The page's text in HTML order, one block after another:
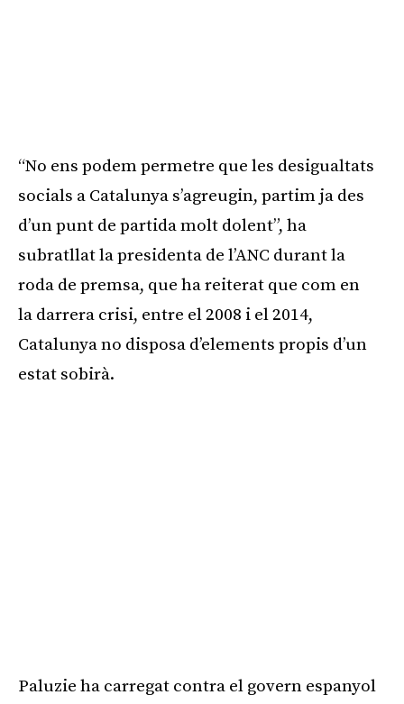
“No ens podem permetre que les desigualtats
socials a Catalunya s’agreugin, partim ja des
d’un punt de partida molt dolent”, ha
subratllat la presidenta de l’ANC durant la
roda de premsa, que ha reiterat que com en
la darrera crisi, entre el 2008 i el 2014,
Catalunya no disposa d’elements propis d’un
estat sobirà.
Paluzie ha carregat contra el govern espanyol